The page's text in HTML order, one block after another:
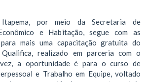
por meio da Secretaria de
e Habitação, segue com as
mais uma capacitação gratuita do
realizado em parceria com o
vez, a oportunidade é para o curso de
e Trabalho em Equipe, voltado